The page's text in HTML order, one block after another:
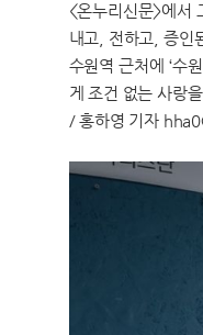
<온누리신문>에서
내고, 전하고, 증인
수원역 근처에 ‘수
게 조건 없는 사랑
/ 홍하영 기자